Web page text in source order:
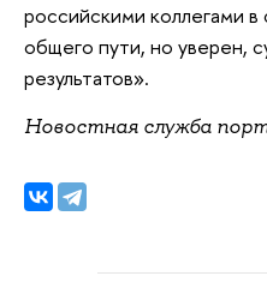
российскими коллегами
общего пути, но уверен,
результатов».
Новостная служба